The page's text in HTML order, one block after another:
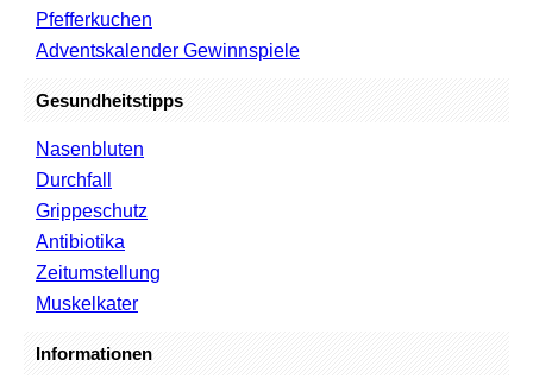
Pfefferkuchen
Adventskalender Gewinnspiele
Gesundheitstipps
Nasenbluten
Durchfall
Grippeschutz
Antibiotika
Zeitumstellung
Muskelkater
Informationen